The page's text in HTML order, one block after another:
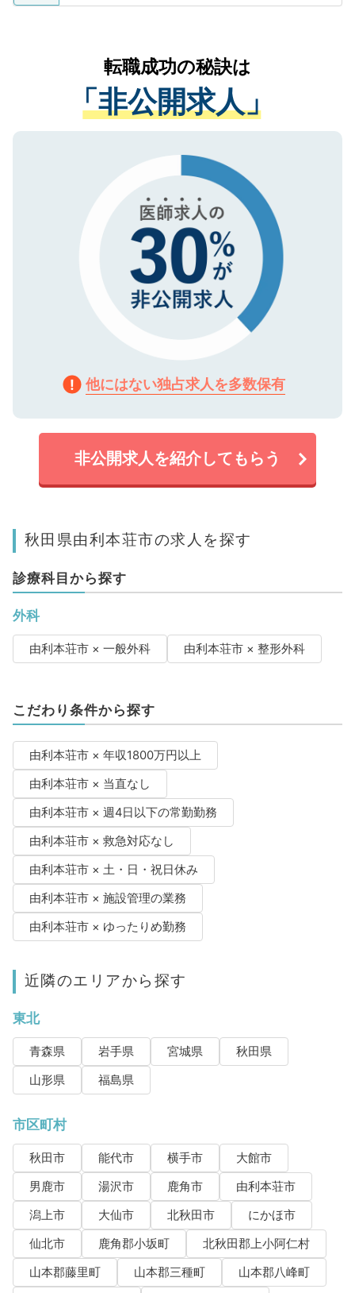
ているすべての個人データはご本人の許可
は、個人情報の取り扱いについての厳密な
管理基準を満たした事業者のみに付与され
る、プライバシーマークを取得済みです。
で、機密保持に関してもご安心ください。
かがいして、現在の医療機関の状況や紹介
経験をまじえながら、適切なアドバイスを
させていただきます。すぐにご転職をされ
ない方には、長期的なサポートが可能です
ので、まずはご登録ください。
転職成功の秘訣は
「非公開求人」
他にはない独占求人を多数保有
非公開求人を紹介してもらう
秋田県由利本荘市の求人を探す
診療科目から探す
外科
由利本荘市 × 一般外科 由利本荘市 × 整形外科
こだわり条件から探す
由利本荘市 × 年収1800万円以上
由利本荘市 × 当直なし
由利本荘市 × 週4日以下の常勤勤務
由利本荘市 × 救急対応なし
由利本荘市 × 土・日・祝日休み
由利本荘市 × 施設管理の業務
由利本荘市 × ゆったりめ勤務
近隣のエリアから探す
東北
青森県 岩手県 宮城県
秋田県
山形県
福島県
市区町村
秋田市 能代市 横手市
大館市
男鹿市
湯沢市 鹿角市
由利本荘市
潟上市
大仙市 北秋田市
にかほ市
仙北市
鹿角郡小坂町
北秋田郡上小阿仁村
山本郡藤里町
山本郡三種町
山本郡八峰町